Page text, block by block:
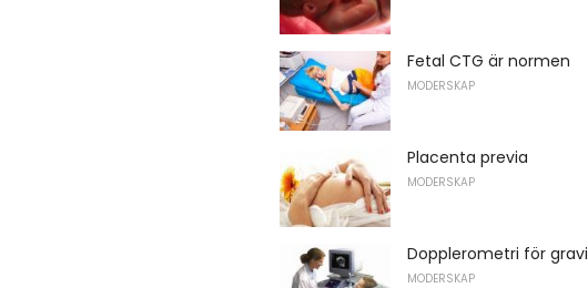
Fetal CTG är normen
MODERSKAP
Placenta previa
MODERSKAP
Dopplerometri för
MODERSKAP